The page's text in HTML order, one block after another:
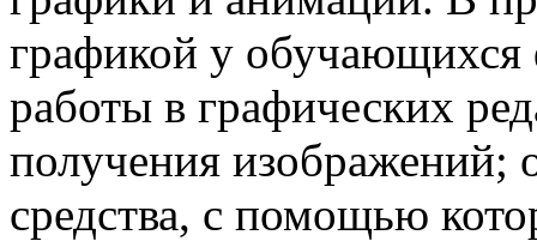
графикой у
работы в графических
получения изображений;
средства, с помощью